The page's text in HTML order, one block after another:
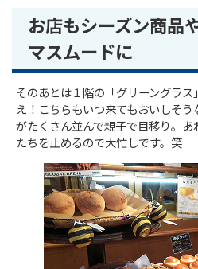
お店もシーズン商品
マスムードに
そのあとは１階の「グリーングラ
え！こちらもいつ来てもおいしそ
がたくさん並んで親子で目移り。
たちを止めるので大忙しです。笑